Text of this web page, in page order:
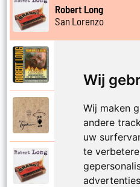
Wij
Wij maken
andere
uw
te
Robert Long
San Lorenzo
Schathemelrijk
Tsjechov (Musical)
Schrappen
Seizoenen